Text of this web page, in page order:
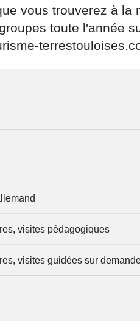
vous trouverez à la
toute l'année
visites pédagogiques
visites guidées sur
(sauf mention contraire). Vous
tourisme@departement54.fr ou par
l’adresse suivante : Meurthe &